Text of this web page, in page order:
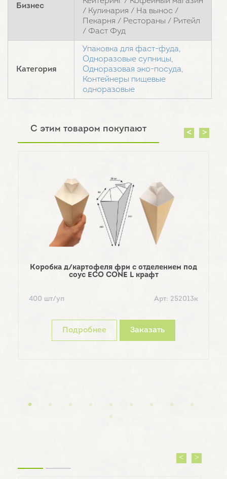
Бизнес
/ Кулинария / На вынос /
Пекарня / Рестораны / Ритейл
/ Фаст Фуд
Категория
Упаковка для фаст-фуда,
Одноразовые супницы,
Одноразовая эко-посуда,
Контейнеры пищевые
одноразовые
С этим товаром покупают
Коробка д/картофеля фри с отделением под
соус ECO CONE L крафт
400 шт/уп Арт: 252013к
Подробнее Заказать